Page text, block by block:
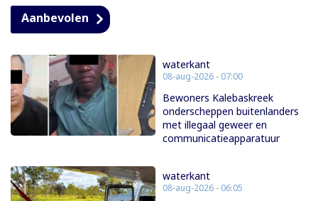
Aanbevolen
waterkant
08-aug-2026 - 07:00
Bewoners Kalebaskreek
onderscheppen buitenlanders
met illegaal geweer en
communicatieapparatuur
waterkant
08-aug-2026 - 06:05